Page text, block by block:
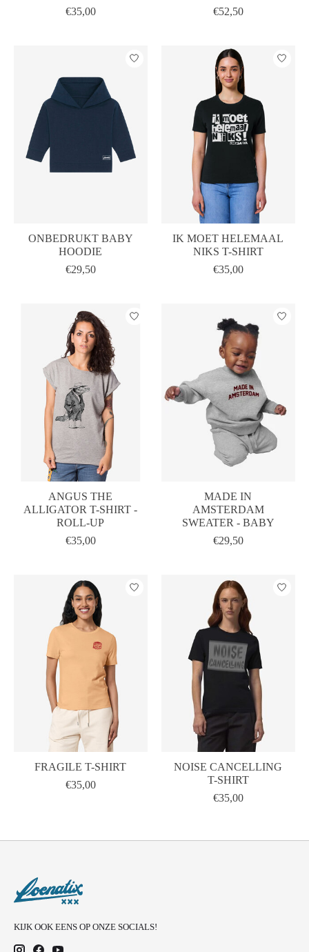
€35,00
€52,50
ONBEDRUKT BABY
HOODIE
€29,50
IK MOET HELEMAAL
NIKS T-SHIRT
€35,00
ANGUS THE
ALLIGATOR T-SHIRT -
ROLL-UP
€35,00
MADE IN
AMSTERDAM
SWEATER - BABY
€29,50
FRAGILE T-SHIRT
€35,00
NOISE CANCELLING
T-SHIRT
€35,00
KIJK OOK EENS OP ONZE SOCIALS!